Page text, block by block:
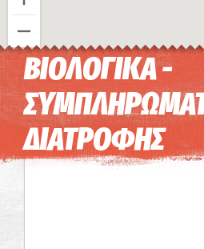
Η εικόνα ενδέχεται να
ΒΙΟΛΟΓΙΚΑ -
ΔΙΑΤΡΟΦΗΣ